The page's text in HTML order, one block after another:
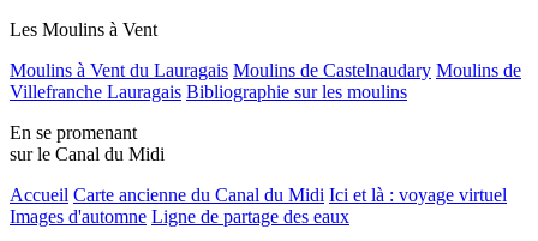
Les Moulins à Vent
Moulins à Vent du Lauragais Moulins de Castelnaudary Moulins de
Villefranche Lauragais Bibliographie sur les moulins
En se promenant
sur le Canal du Midi
Accueil Carte ancienne du Canal du Midi Ici et là : voyage virtuel
Images d'automne Ligne de partage des eaux